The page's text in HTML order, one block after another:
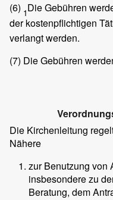
(6) 1Die Gebühren
der kostenpflichtigen
verlangt werden.
(7) Die Gebühren
Die Kirchenleitung
Nähere
zur Benutzung von
insbesondere zu
Beratung, dem